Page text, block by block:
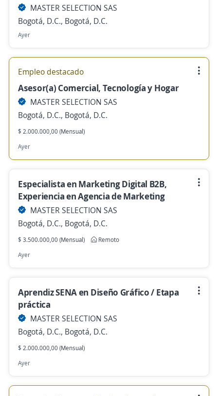
MASTER SELECTION SAS
Bogotá, D.C., Bogotá, D.C.
Ayer
Empleo destacado
Asesor(a) Comercial, Tecnología y Hogar
MASTER SELECTION SAS
Bogotá, D.C., Bogotá, D.C.
$ 2.000.000,00 (Mensual)
Ayer
Especialista en Marketing Digital B2B,
Experiencia en Agencia de Marketing
MASTER SELECTION SAS
Bogotá, D.C., Bogotá, D.C.
$ 3.500.000,00 (Mensual)
Remoto
Ayer
Aprendiz SENA en Diseño Gráfico / Etapa
práctica
MASTER SELECTION SAS
Bogotá, D.C., Bogotá, D.C.
$ 2.000.000,00 (Mensual)
Ayer